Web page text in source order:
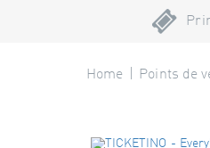
Home Points de